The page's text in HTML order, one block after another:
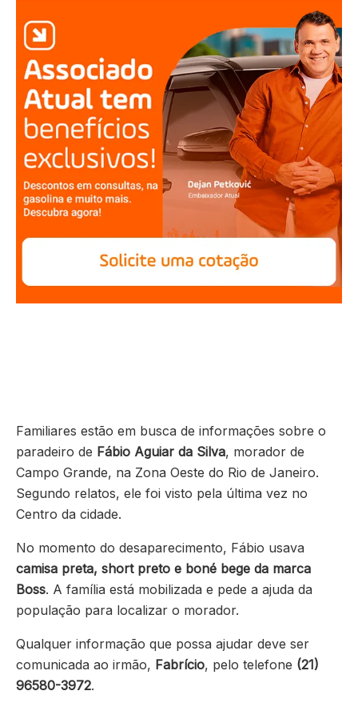
Familiares estão em busca de informações sobre o
paradeiro de Fábio Aguiar da Silva, morador de
Campo Grande, na Zona Oeste do Rio de Janeiro.
Segundo relatos, ele foi visto pela última vez no
Centro da cidade.
No momento do desaparecimento, Fábio usava
camisa preta, short preto e boné bege da marca
Boss. A família está mobilizada e pede a ajuda da
população para localizar o morador.
Qualquer informação que possa ajudar deve ser
comunicada ao irmão, Fabrício, pelo telefone (21)
96580-3972.